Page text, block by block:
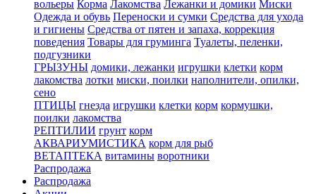
вольеры Корма Лакомства Лежанки и домики Миски
Одежда и обувь Переноски и сумки Средства для ухода
и гигиены Средства от пятен и запаха, коррекция
поведения Товары для груминга Туалеты, пеленки,
подгузники
ГРЫЗУНЫ домики, лежанки игрушки клетки корм
лакомства лотки миски, поилки наполнители, опилки,
сено
ПТИЦЫ гнезда игрушки клетки корм кормушки,
поилки лакомства
РЕПТИЛИИ грунт корм
АКВАРИУМИСТИКА корм для рыб
ВЕТАПТЕКА витамины воротники
Распродажа
Распродажа